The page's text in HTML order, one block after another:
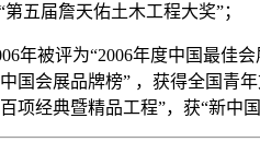
五届詹天佑土木工程大奖”；
年被评为“2006年度中国最佳
国会展品牌榜” ，获得全国青
项经典暨精品工程”，获“新中